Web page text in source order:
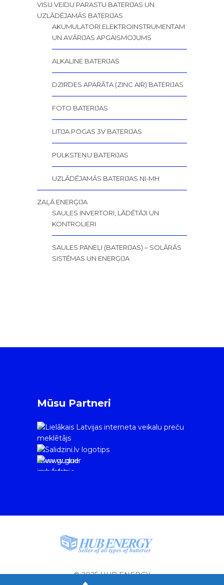
VISU VEIDU PARASTU BATERIJAS UN
UZLĀDĒJAMĀS BATERIJAS
AKUMULATORI ELEKTROINSTRUMENTAM
UN AVĀRIJAS APGAISMOJUMS
ALKALINE BATERIJAS
DZIRDES APARĀTA (ZINC AIR) BATERIJAS
FOTO BATERIJAS
LITIJA POGAS 3V BATERIJAS
PULKSTEŅU BATERIJAS
UZLĀDĒJAMĀS BATERIJAS NI-MH
ZAĻĀ ENERĢIJA
SAULES INVERTORI, LĀDĒTĀJI UN
KONTROLIERI
SAULES PANEĻI (BATERIJAS) – SOLĀRĀS
SISTĒMAS UN ENERĢIJA
Mūsu Partneri
www.gudrie
m.lv/atrie-
© 2025 HUB ENERGY